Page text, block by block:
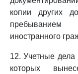
копии других
пребыванием
иностранного
12. Учетные
которых